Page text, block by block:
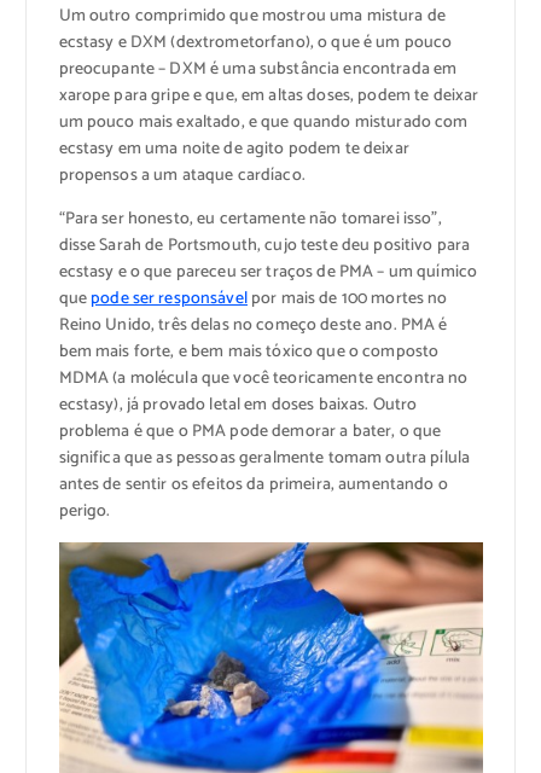
Um outro comprimido que mostrou uma mistura de
ecstasy e DXM (dextrometorfano), o que é um pouco
preocupante – DXM é uma substância encontrada em
xarope para gripe e que, em altas doses, podem te deixar
um pouco mais exaltado, e que quando misturado com
ecstasy em uma noite de agito podem te deixar
propensos a um ataque cardíaco.
“Para ser honesto, eu certamente não tomarei isso”,
disse Sarah de Portsmouth, cujo teste deu positivo para
ecstasy e o que pareceu ser traços de PMA – um químico
quepode ser responsávelpor mais de 100 mortes no
Reino Unido, três delas no começo deste ano. PMA é
bem mais forte, e bem mais tóxico que o composto
MDMA (a molécula que você teoricamente encontra no
ecstasy), já provado letal em doses baixas. Outro
problema é que o PMA pode demorar a bater, o que
significa que as pessoas geralmente tomam outra pílula
antes de sentir os efeitos da primeira, aumentando o
perigo.